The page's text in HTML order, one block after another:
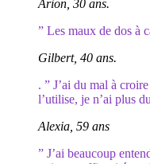
Arion, 30 ans.
” Les maux de dos à
Gilbert, 40 ans.
. ” J’ai du mal à
l’utilise, je n’ai plus
Alexia, 59 ans
” J’ai beaucoup